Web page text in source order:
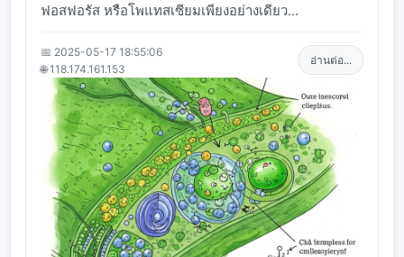
ฟอสฟอรัส หรือโพแทสเซียมเพียงอย่างเดียว...
📅 2025-05-17 18:55:06
🌐 118.174.161.153
อ่านต่อ...